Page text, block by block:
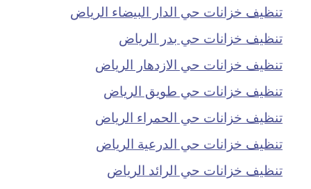
تنظيف خزانات حي الدار البيضاء الرياض
تنظيف خزانات حي بدر الرياض
تنظيف خزانات حي الازدهار الرياض
تنظيف خزانات حي طويق الرياض
تنظيف خزانات حي الحمراء الرياض
تنظيف خزانات حي الدرعية الرياض
تنظيف خزانات حي الرائد الرياض